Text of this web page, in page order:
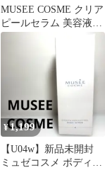
MUSEE COSME クリア
ピールセラム 美容液
50g
¥1,199
【U04w】新品未開封
ミュゼコスメ ボディス